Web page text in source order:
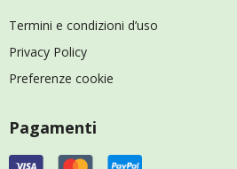
Termini e condizioni d’uso
Privacy Policy
Preferenze cookie
Pagamenti